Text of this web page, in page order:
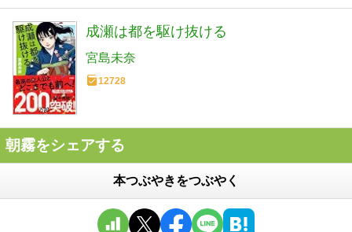
成瀬は都を駆け抜ける
宮島未奈
12728
朝霧をシェアする
本つぶやきをつぶやく